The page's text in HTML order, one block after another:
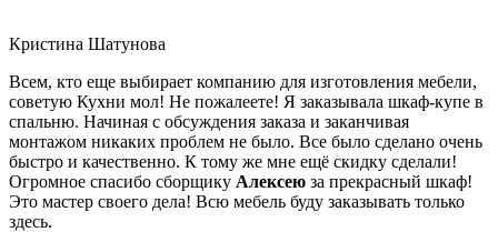
Кристина Шатунова
Всем, кто еще выбирает компанию для изготовления мебели,
советую Кухни мол! Не пожалеете! Я заказывала шкаф-купе в
спальню. Начиная с обсуждения заказа и заканчивая
монтажом никаких проблем не было. Все было сделано очень
быстро и качественно. К тому же мне ещё скидку сделали!
Огромное спасибо сборщику Алексею за прекрасный шкаф!
Это мастер своего дела! Всю мебель буду заказывать только
здесь.